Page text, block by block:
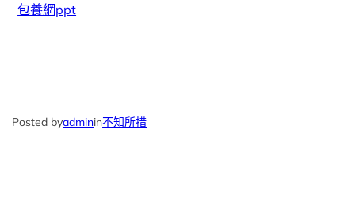
包養網ppt
Posted byadminin不知所措